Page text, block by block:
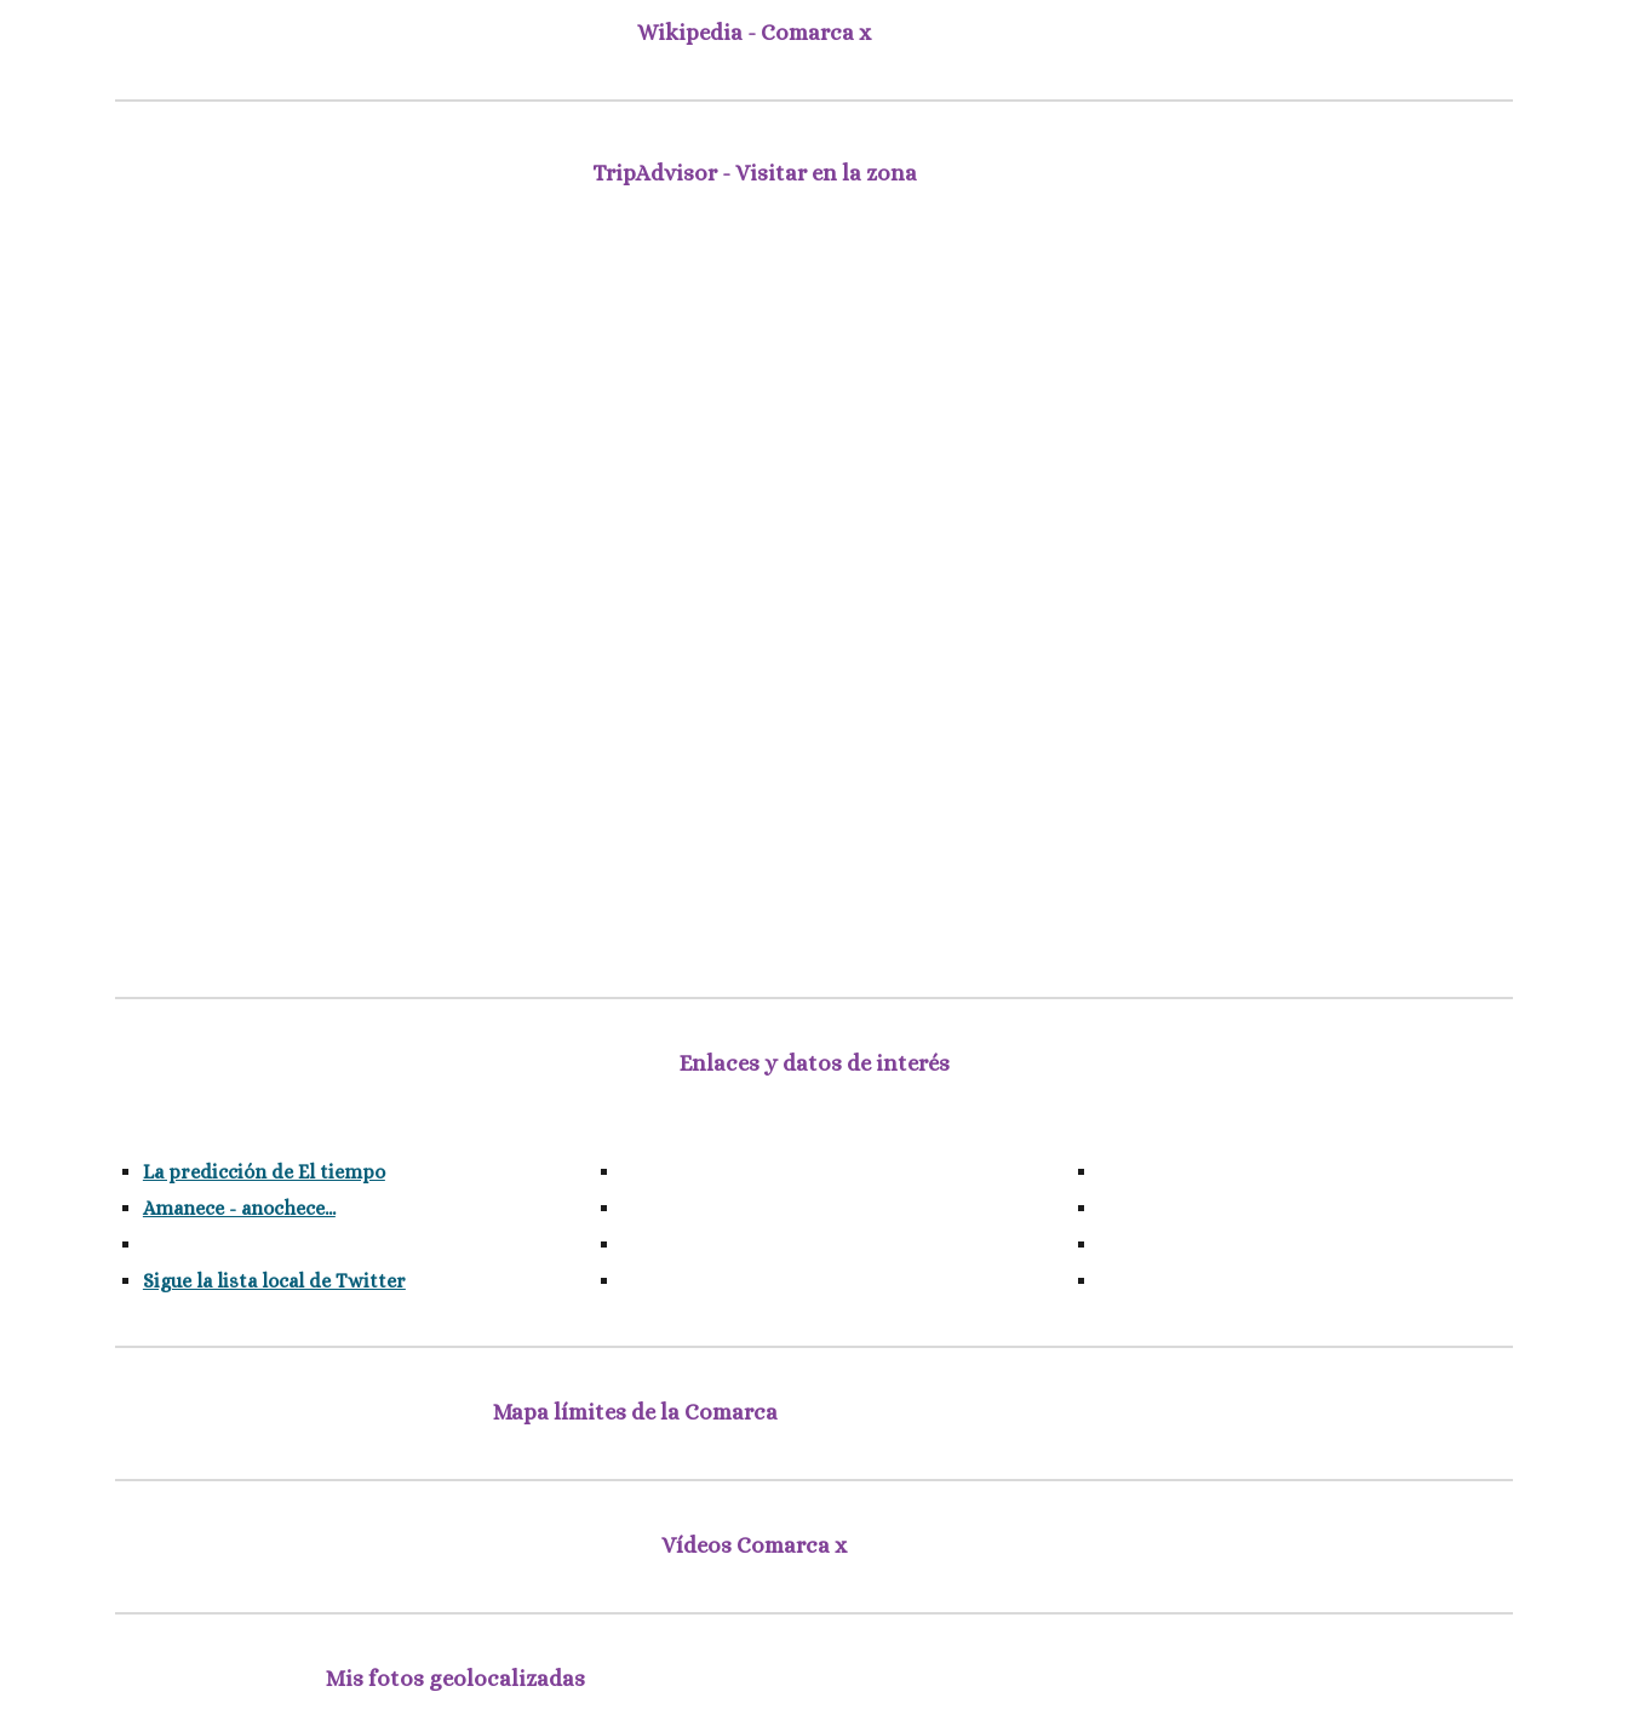
Wikipedia - Comarca x
TripAdvisor - Visitar en la zona
Enlaces y datos de interés
La predicción de El tiempo
Amanece - anochece...
Sigue la lista local de Twitter
Mapa límites de la Comarca
Vídeos Comarca x
Mis fotos geolocalizadas